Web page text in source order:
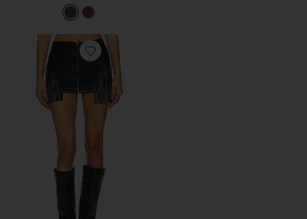
Favorite ЮБКА RILEY FAUX LEATHER